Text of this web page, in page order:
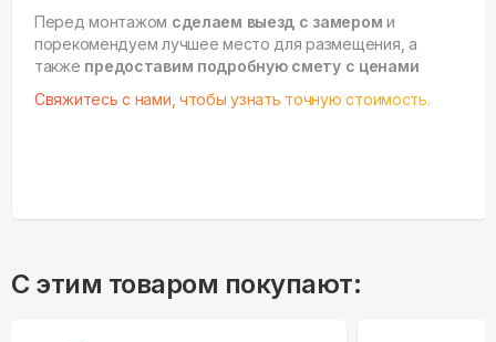
Перед монтажом сделаем выезд с замером и
порекомендуем лучшее место для размещения, а
также предоставим подробную смету с ценами
Свяжитесь с нами, чтобы узнать точную стоимость.
С этим товаром покупают: